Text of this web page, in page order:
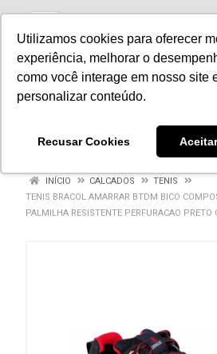
Utilizamos cookies para oferecer
experiência, melhorar o
como você interage em nosso site
personalizar conteúdo.
Recusar Cookies
INÍCIO CALCADOS
TENIS
TENIS BRACOL AMARRAR BTDM BICO
PALMILHA RESISTENTE PERFURACAO PRETO